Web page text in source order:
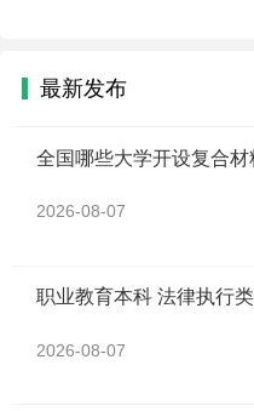
最新发布
全国哪些大学开设复合
2026-08-07
职业教育本科 法律执行
2026-08-07